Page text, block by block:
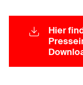
Hier